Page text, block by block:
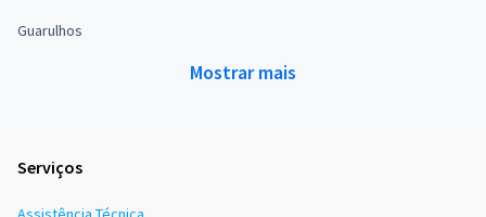
Guarulhos
Mostrar mais
Serviços